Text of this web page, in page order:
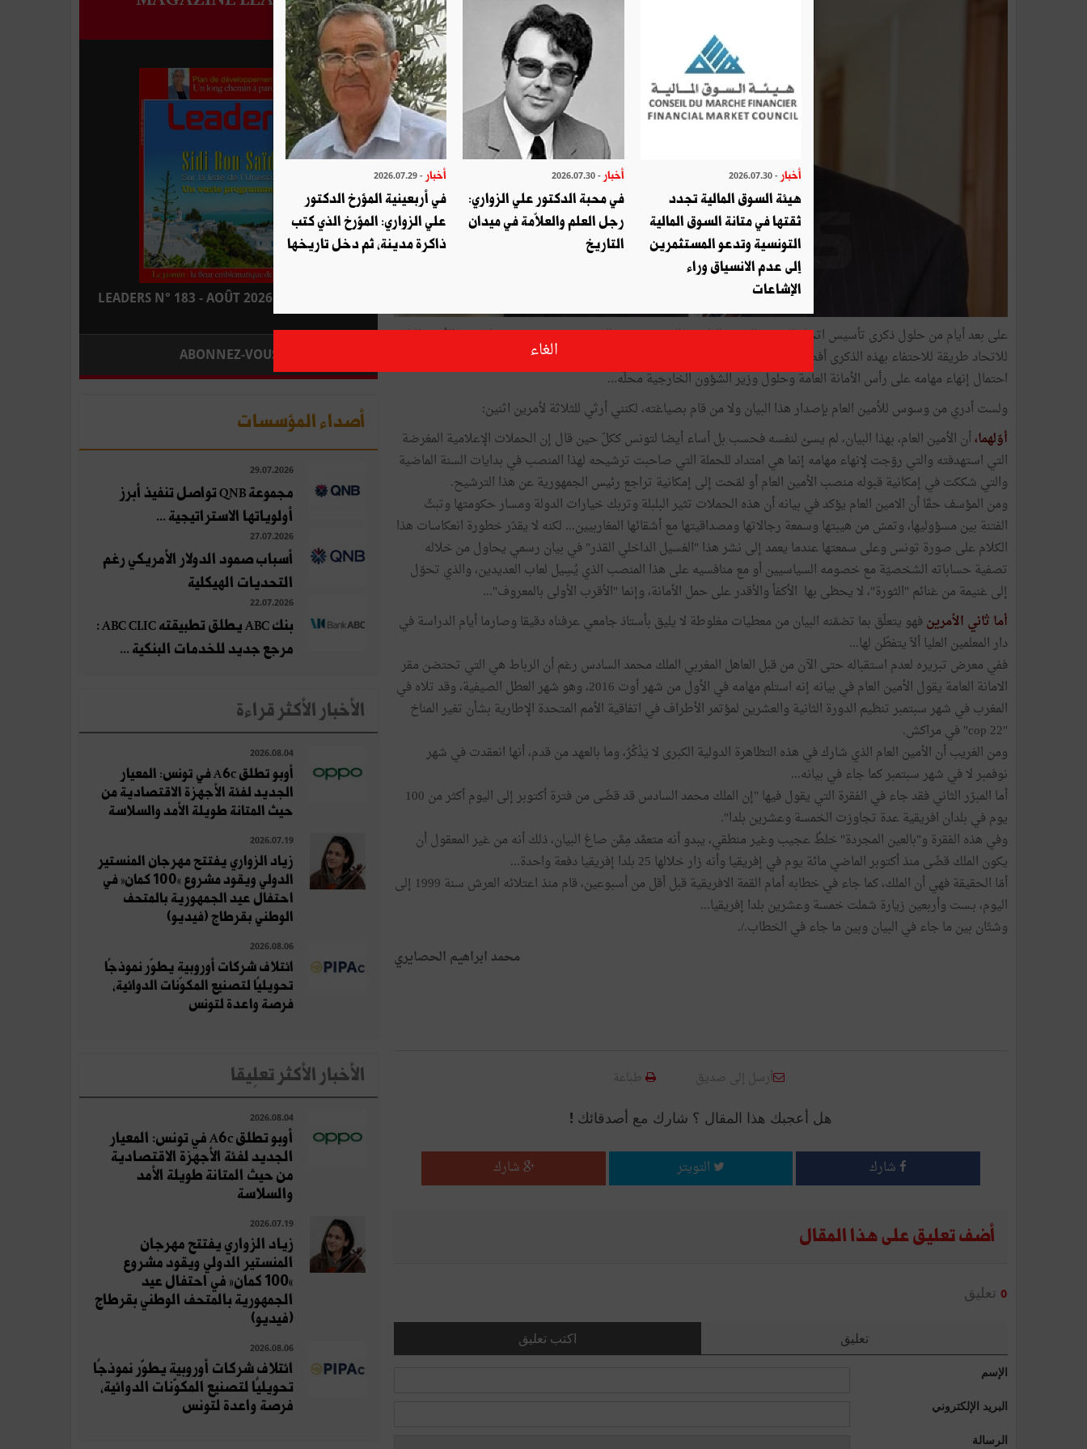
على بعد أيام من حلول ذكرى تأسيس اتحاد المغرب العربي الثامنة والعشرين، يوم الجمعة 17 فيفري 2017، لم يجد الأمين العام
للاتحاد طريقة للاحتفاء بهذه الذكرى أفضل من إصدار بيان لتكذيب الشائعات التي ما انفكت تتردد في الآونة الأخيرة حول
احتمال إنهاء مهامه على رأس الأمانة العامة وحلول وزير الشؤون الخارجية محلّه...
ولست أدري من وسوس للأمين العام بإصدار هذا البيان ولا من قام بصياغته، لكنني أرثي للثلاثة لأمرين اثنين:
أوّلهما،أن الأمين العام، بهذا البيان، لم يسئ لنفسه فحسب بل أساء أيضا لتونس ككلّ حين قال إن الحملات الإعلامية المغرضة
التي استهدفته والتي روّجت لإنهاء مهامه إنما هي امتداد للحملة التي صاحبت ترشيحه لهذا المنصب في بدايات السنة الماضية
والتي شككت في إمكانية قبوله منصب الأمين العام أو لمّحت إلى إمكانية تراجع رئيس الجمهورية عن هذا الترشيح.
ومن المؤسف حقّا أن الامين العام يؤكد في بيانه أن هذه الحملات تثير البلبلة وتربك خيارات الدولة ومسار حكومتها وتبثّ
الفتنة بين مسؤوليها، وتمسّ من هيبتها وسمعة رجالاتها ومصداقيتها مع أشقائها المغاربيين... لكنه لا يقدّر خطورة انعكاسات هذا
الكلام على صورة تونس وعلى سمعتها عندما يعمد إلى نشر هذا "الغسيل الداخلي القذر" في بيان رسمي يحاول من خلاله
تصفية حساباته الشخصيّة مع خصومه السياسيين أو مع منافسيه على هذا المنصب الذي يُسِيل لعاب العديدين، والذي تحوّل
إلى غنيمة من غنائم "الثورة"، لا يحظى بها الأكفأ والأقدر على حمل الأمانة، وإنما "الأقرب الأولى بالمعروف"...
أما ثاني الأمرين فهو يتعلّق بما تضمّنه البيان من معطيات مغلوطة لا يليق بأستاذ جامعي عرفناه دقيقا وصارما أيام الدراسة في
دار المعلمين العليا ألاّ يتفطّن لها...
ففي معرض تبريره لعدم استقباله حتى الآن من قبل العاهل المغربي الملك محمد السادس رغم أن الرباط هي التي تحتضن مقر
الامانة العامة يقول الأمين العام في بيانه إنه استلم مهامه في الأول من شهر أوت 2016، وهو شهر العطل الصيفية، وقد تلاه في
المغرب في شهر سبتمبر تنظيم الدورة الثانية والعشرين لمؤتمر الأطراف في اتفاقية الأمم المتحدة الإطارية بشأن تغير المناخ
"cop 22" في مراكش.
ومن الغريب أن الأمين العام الذي شارك في هذه التظاهرة الدولية الكبرى لا يَذْكُرُ، وما بالعهد من قدم، أنها انعقدت في شهر
نوفمبر لا في شهر سبتمبر كما جاء في بيانه...
أما المبرّر الثاني فقد جاء في الفقرة التي يقول فيها "إن الملك محمد السادس قد قضّى من فترة أكتوبر إلى اليوم أكثر من 100
يوم في بلدان افريقية عدة تجاوزت الخمسة وعشرين بلدا".
وفي هذه الفقرة و"بالعين المجردة" خلطٌ عجيب وغير منطقي، يبدو أنه متعمَّد مِمَّن صاغ البيان، ذلك أنه من غير المعقول أن
يكون الملك قضّى منذ أكتوبر الماضي مائة يوم في إفريقيا وأنه زار خلالها 25 بلدا إفريقيا دفعة واحدة...
أمّا الحقيقة فهي أن الملك، كما جاء في خطابه أمام القمة الافريقية قبل أقل من أسبوعين، قام منذ اعتلائه العرش سنة 1999 إلى
اليوم، بـست وأربعين زيارة شملت خمسة وعشرين بلدا إفريقيا...
وشتّان بين ما جاء في البيان وبين ما جاء في الخطاب./.
محمد ابراهيم الحصايري
أرسل إلى صديق طباعة
هل أعجبك هذا المقال ؟ شارك مع أصدقائك !
شارك التويتر شارك
أضف تعليق على هذا المقال
0 تعليق
اكتب تعليق تعليق
الإسم
البريد الإلكتروني
الرسالة
LEADERS N° 183 - AOÛT 2026 : EN KIOSQUE
ABONNEZ-VOUS
أصداء المؤسسات
29.07.2026
مجموعة QNB تواصل تنفيذ أبرز
أولوياتها الاستراتيجية ...
27.07.2026
أسباب صمود الدولار الأمريكي رغم
التحديات الهيكلية
22.07.2026
بنك ABC يطلق تطبيقته ABC CLIC :
مرجع جديد للخدمات البنكية ...
الأخبار الأكثر قراءة
2026.08.04
أوبو تطلق A6c في تونس: المعيار
الجديد لفئة الأجهزة الاقتصادية من
حيث المتانة طويلة الأمد والسلاسة
2026.07.19
زياد الزواري يفتتح مهرجان المنستير
الدولي ويقود مشروع «100 كمان» في
احتفال عيد الجمهورية بالمتحف
الوطني بقرطاج (فيديو)
2026.08.06
ائتلاف شركات أوروبية يطوّر نموذجًا
تحويليًا لتصنيع المكوّنات الدوائية،
فرصة واعدة لتونس
الأخبار الأكثر تعلِيقا
2026.08.04
أوبو تطلق A6c في تونس: المعيار
الجديد لفئة الأجهزة الاقتصادية
من حيث المتانة طويلة الأمد
والسلاسة
2026.07.19
زياد الزواري يفتتح مهرجان
المنستير الدولي ويقود مشروع
«100 كمان» في احتفال عيد
الجمهورية بالمتحف الوطني بقرطاج
(فيديو)
2026.08.06
ائتلاف شركات أوروبية يطوّر نموذجًا
تحويليًا لتصنيع المكوّنات الدوائية،
فرصة واعدة لتونس
أخبار - 2026.07.30
هيئة السوق المالية تجدد
ثقتها في متانة السوق المالية
التونسية وتدعو المستثمرين
إلى عدم الانسياق وراء
الإشاعات
أخبار - 2026.07.30
في محبة الدكتور علي الزواري:
رجل العلم والعلاّمة في ميدان
التاريخ
أخبار - 2026.07.29
في أربعينية المؤرخ الدكتور
علي الزواري: المؤرخ الذي كتب
ذاكرة مدينة، ثم دخل تاريخها
الغاء